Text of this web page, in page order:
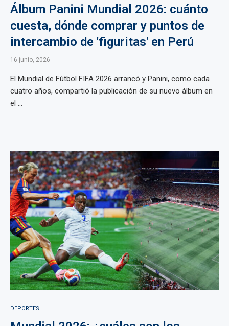
Álbum Panini Mundial 2026: cuánto
cuesta, dónde comprar y puntos de
intercambio de 'figuritas' en Perú
16 junio, 2026
El Mundial de Fútbol FIFA 2026 arrancó y Panini, como cada
cuatro años, compartió la publicación de su nuevo álbum en
el ...
DEPORTES